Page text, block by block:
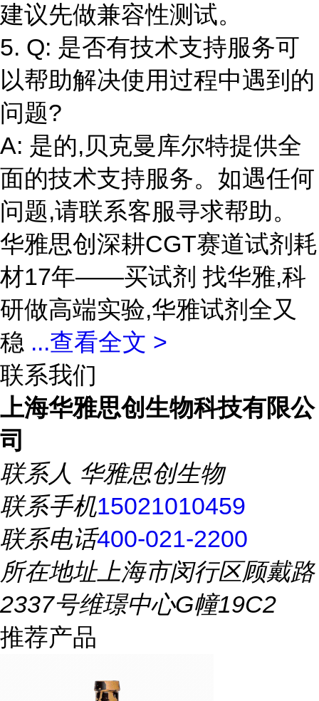
建议先做兼容性测试。
5. Q: 是否有技术支持服务可
以帮助解决使用过程中遇到的
问题?
A: 是的,贝克曼库尔特提供全
面的技术支持服务。如遇任何
问题,请联系客服寻求帮助。
华雅思创深耕CGT赛道试剂耗
材17年——买试剂 找华雅,科
研做高端实验,华雅试剂全又
稳 ...查看全文 >
联系我们
上海华雅思创生物科技有限公
司
联系人 华雅思创生物
联系手机15021010459
联系电话400-021-2200
所在地址上海市闵行区顾戴路
2337号维璟中心G幢19C2
推荐产品